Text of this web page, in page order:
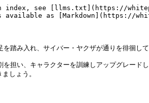
index, see [llms.txt](https://
as [Markdown](https://
踏み入れ、サイバー・ヤクザが通りを徘徊して
担い、キャラクターを訓練しアップグレード
しょう。